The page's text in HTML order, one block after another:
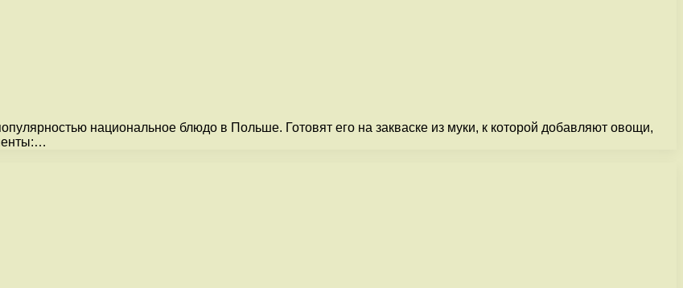
национальное блюдо в Польше. Готовят его на закваске из муки, к которой добавляют овощи,